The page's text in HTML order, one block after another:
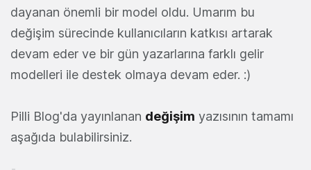
dayanan önemli bir model oldu. Umarım bu
değişim sürecinde kullanıcıların katkısı artarak
devam eder ve bir gün yazarlarına farklı gelir
modelleri ile destek olmaya devam eder. :)
Pilli Blog'da yayınlanan değişim yazısının tamamı
aşağıda bulabilirsiniz.